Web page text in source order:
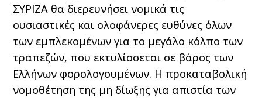
ΣΥΡΙΖΑ θα διερευνήσει νομικά τις
ουσιαστικές και ολοφάνερες ευθύνες όλων
των εμπλεκομένων για το μεγάλο κόλπο των
τραπεζών, που εκτυλίσσεται σε βάρος των
Ελλήνων φορολογουμένων. Η προκαταβολική
νομοθέτηση της μη δίωξης για απιστία των